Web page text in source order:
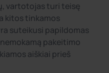
vartotojas turi teisę
kitos tinkamos
suteikusi papildomas
pakeitimo
aiškiai prieš